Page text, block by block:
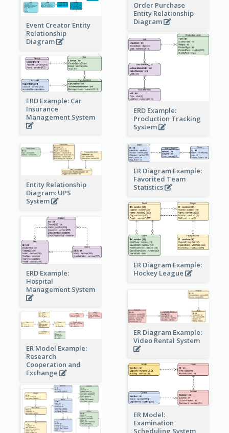
Order Purchase
Entity Relationship
Diagram
Event Creator Entity
Relationship
Diagram
ERD Example:
Production Tracking
System
ERD Example: Car
Insurance
Management System
Entity Relationship
Diagram: UPS
System
ER Diagram Example:
Favorited Team
Statistics
ER Diagram Example:
Hockey League
ERD Example:
Hospital
Management System
ER Diagram Example:
Video Rental System
ER Model Example:
Research
Cooperation and
Exchange
ER Model:
Examination
Scheduling System